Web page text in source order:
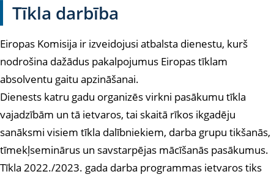
Tīkla darbība
Eiropas Komisija ir izveidojusi atbalsta dienestu, kurš
nodrošina dažādus pakalpojumus Eiropas tīklam
absolventu gaitu apzināšanai.
Dienests katru gadu organizēs virkni pasākumu tīkla
vajadzībām un tā ietvaros, tai skaitā rīkos ikgadēju
sanāksmi visiem tīkla dalībniekiem, darba grupu tikšanās,
tīmekļseminārus un savstarpējas mācīšanās pasākumus.
Tīkla 2022./2023. gada darba programmas ietvaros tiks